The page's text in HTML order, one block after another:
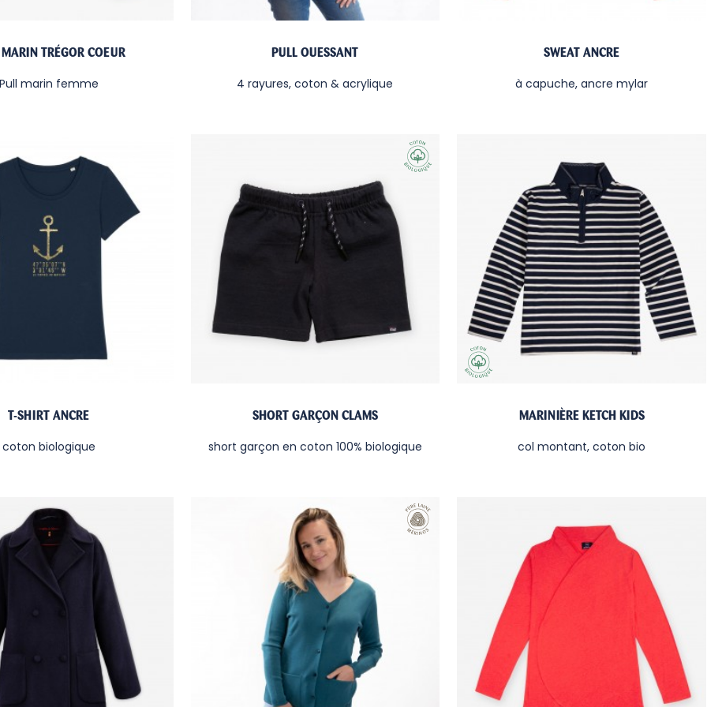
TRÉGOR COEUR
marin femme
PULL OUESSANT
4 rayures, coton & acrylique
SWEAT ANCRE
à capuche, ancre mylar
T-SHIRT ANCRE
coton biologique
SHORT GARÇON CLAMS
short garçon en coton 100% biologique
MARINIÈRE KETCH KIDS
col montant, coton bio